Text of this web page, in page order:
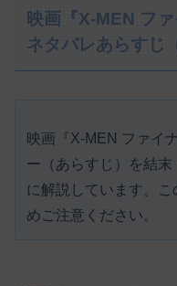
映画『X-MEN フ
ネタバレあらすじ
映画『X-MEN ファイ
ー（あらすじ）を結
に解説しています。
めご注意ください。